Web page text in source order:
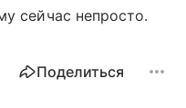
сейчас непросто.
Поделиться